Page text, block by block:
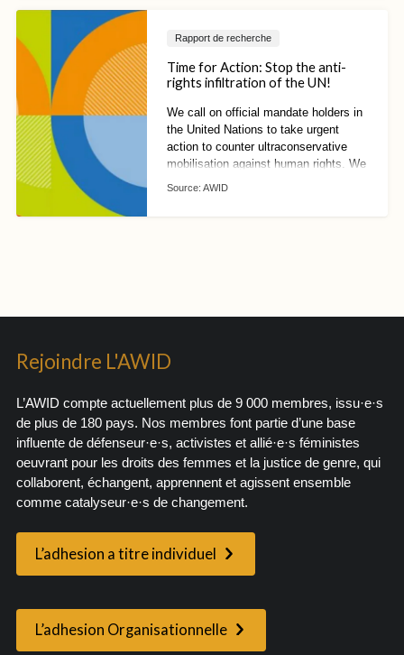
narrateurs·rices féministes du monde
Rapport de recherche
Time for Action: Stop the anti-
rights infiltration of the UN!
We call on official mandate holders in
the United Nations to take urgent
action to counter ultraconservative
mobilisation against human rights. We
can no longer afford to wait!
Source: AWID
Rejoindre L'AWID
L’AWID compte actuellement plus de 9 000 membres, issu·e·s
de plus de 180 pays. Nos membres font partie d’une base
influente de défenseur·e·s, activistes et allié·e·s féministes
oeuvrant pour les droits des femmes et la justice de genre, qui
collaborent, échangent, apprennent et agissent ensemble
comme catalyseur·e·s de changement.
L’adhesion a titre individuel
L’adhesion Organisationnelle